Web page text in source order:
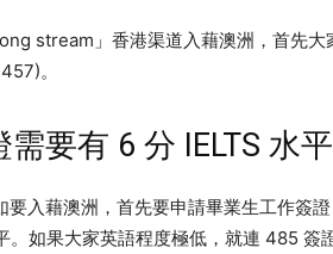
stream」香港渠道入藉澳洲，首先大
。
要有 6 分 IELTS 水平
入藉澳洲，首先要申請畢業生工作簽
。如果大家英語程度極低，就連 485 簽